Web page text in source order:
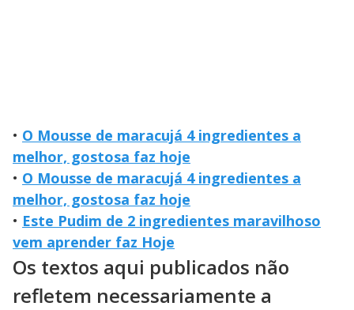
• O Mousse de maracujá 4 ingredientes a
melhor, gostosa faz hoje
• O Mousse de maracujá 4 ingredientes a
melhor, gostosa faz hoje
• Este Pudim de 2 ingredientes maravilhoso
vem aprender faz Hoje
Os textos aqui publicados não
refletem necessariamente a